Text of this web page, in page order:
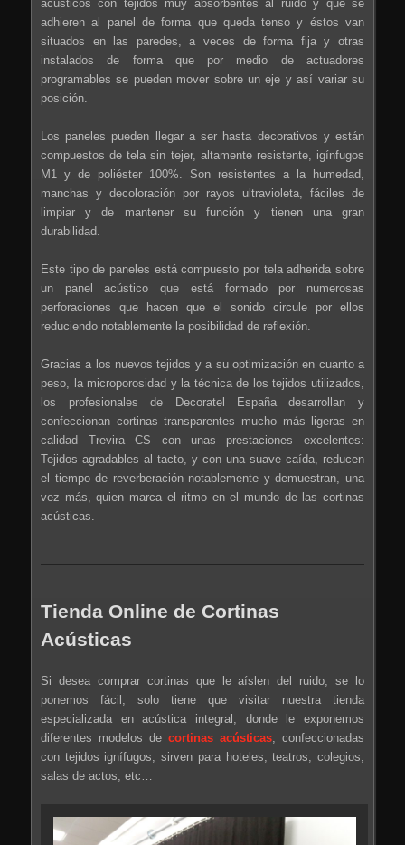
acústicos con tejidos muy absorbentes al ruido y que se
adhieren al panel de forma que queda tenso y éstos van
situados en las paredes, a veces de forma fija y otras
instalados de forma que por medio de actuadores
programables se pueden mover sobre un eje y así variar su
posición.
Los paneles pueden llegar a ser hasta decorativos y están
compuestos de tela sin tejer, altamente resistente, igínfugos
M1 y de poliéster 100%. Son resistentes a la humedad,
manchas y decoloración por rayos ultravioleta, fáciles de
limpiar y de mantener su función y tienen una gran
durabilidad.
Este tipo de paneles está compuesto por tela adherida sobre
un panel acústico que está formado por numerosas
perforaciones que hacen que el sonido circule por ellos
reduciendo notablemente la posibilidad de reflexión.
Gracias a los nuevos tejidos y a su optimización en cuanto a
peso, la microporosidad y la técnica de los tejidos utilizados,
los profesionales de Decoratel España desarrollan y
confeccionan cortinas transparentes mucho más ligeras en
calidad Trevira CS con unas prestaciones excelentes:
Tejidos agradables al tacto, y con una suave caída, reducen
el tiempo de reverberación notablemente y demuestran, una
vez más, quien marca el ritmo en el mundo de las cortinas
acústicas.
Tienda Online de Cortinas
Acústicas
Si desea comprar cortinas que le aíslen del ruido, se lo
ponemos fácil, solo tiene que visitar nuestra tienda
especializada en acústica integral, donde le exponemos
diferentes modelos de cortinas acústicas, confeccionadas
con tejidos ignífugos, sirven para hoteles, teatros, colegios,
salas de actos, etc…